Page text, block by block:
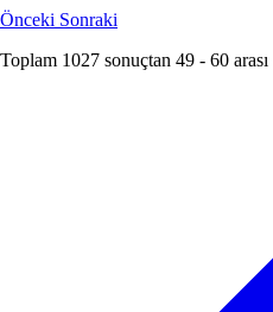
Önceki Sonraki
Toplam 1027 sonuçtan 49 - 60